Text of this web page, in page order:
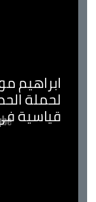
ابراهيم
لحملة
قياسية